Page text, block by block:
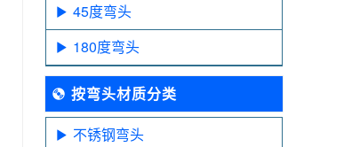
45度弯头
180度弯头
按弯头材质分类
不锈钢弯头